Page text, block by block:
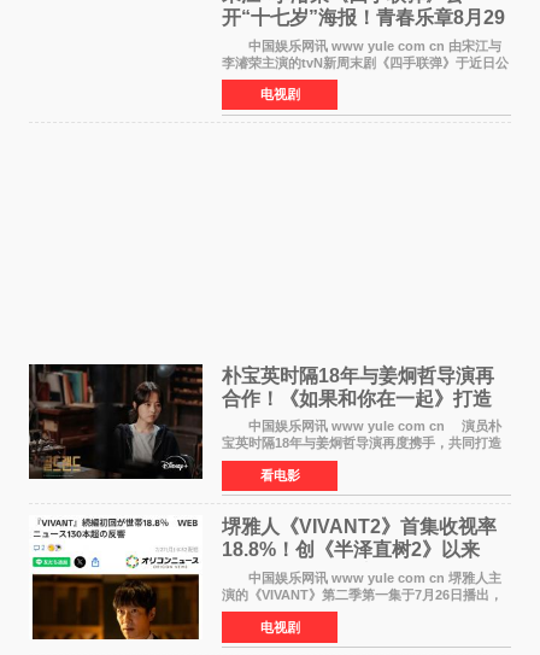
开“十七岁”海报！青春乐章8月29
日奏响
中国娱乐网讯 www yule com cn 由宋江与
李濬荣主演的tvN新周末剧《四手联弹》于近日公
开十七岁版海报，以充满青春气息的画面再度点
燃观众期待。 海报中，宋江与李濬荣并肩站
在音乐教室的
电视剧
朴宝英时隔18年与姜炯哲导演再
合作！《如果和你在一起》打造
奇幻浪漫喜剧
中国娱乐网讯 www yule com cn 演员朴
宝英时隔18年与姜炯哲导演再度携手，共同打造
备受期待的浪漫喜剧新作《如果和你在一起》
（暂定名）。据OSEN报道，朴宝英将出演该片
女主角，自2008年《
看电影
堺雅人《VIVANT2》首集收视率
18.8%！创《半泽直树2》以来
TBS周日剧场最高开局
中国娱乐网讯 www yule com cn 堺雅人主
演的《VIVANT》第二季第一集于7月26日播出，
首集收视率高达18 8%，成为自2020年《半泽直
树2》首集22%以来，TBS周日剧场最高开播收视
纪录。 考虑到
电视剧